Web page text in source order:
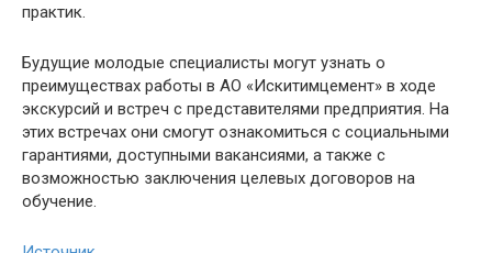
практик.
Будущие молодые специалисты могут узнать о
преимуществах работы в АО «Искитимцемент» в ходе
экскурсий и встреч с представителями предприятия. На
этих встречах они смогут ознакомиться с социальными
гарантиями, доступными вакансиями, а также с
возможностью заключения целевых договоров на
обучение.